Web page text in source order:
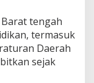
Barat tengah
termasuk
Daerah
sejak